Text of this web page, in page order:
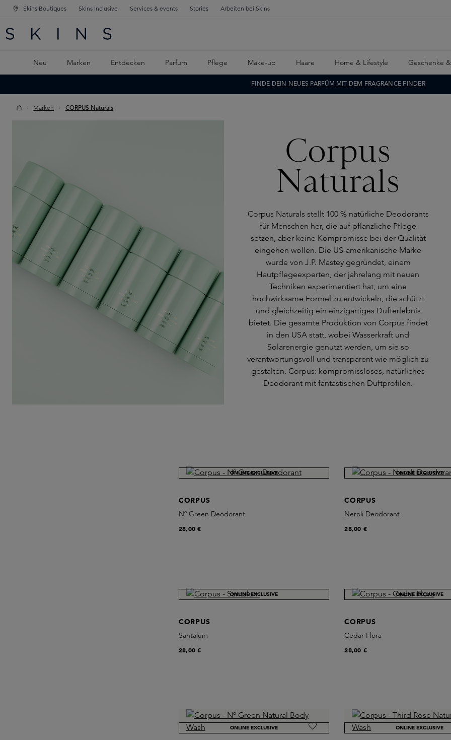
SPRINGEN
SPRINGEN
Skins Boutiques Skins Inclusive Services & events Stories Arbeiten bei Skins
Neu Marken Entdecken Parfum Pflege Make-up Haare Home & Lifestyle Geschenke
FINDE DEIN NEUES PARFÜM MIT DEM FRAGRANCE FINDER
Marken CORPUS Naturals
Corpus
Naturals
Corpus Naturals stellt 100 % natürliche Deodorants
für Menschen her, die auf pflanzliche Pflege
setzen, aber keine Kompromisse bei der Qualität
eingehen wollen. Die US-amerikanische Marke
wurde von J.P. Mastey gegründet, einem
Hautpflegeexperten, der jahrelang mit neuen
Techniken experimentiert hat, um eine
hochwirksame Formel zu entwickeln, die schützt
und gleichzeitig ein einzigartiges Dufterlebnis
bietet. Die gesamte Produktion von Corpus findet
in den USA statt, wobei Wasserkraft und
Solarenergie genutzt werden, um sie so
verantwortungsvoll und transparent wie möglich zu
gestalten. Corpus: kompromissloses, natürliches
Deodorant mit fantastischen Duftprofilen.
ONLINE EXCLUSIVE
CORPUS
Nº Green Deodorant
28,00 €
ONLINE EXCLUSIVE
CORPUS
Neroli Deodorant
28,00 €
ONLINE EXCLUSIVE
CORPUS
Santalum
28,00 €
ONLINE EXCLUSIVE
CORPUS
Cedar Flora
28,00 €
ONLINE EXCLUSIVE ONLINE EXCLUSIVE